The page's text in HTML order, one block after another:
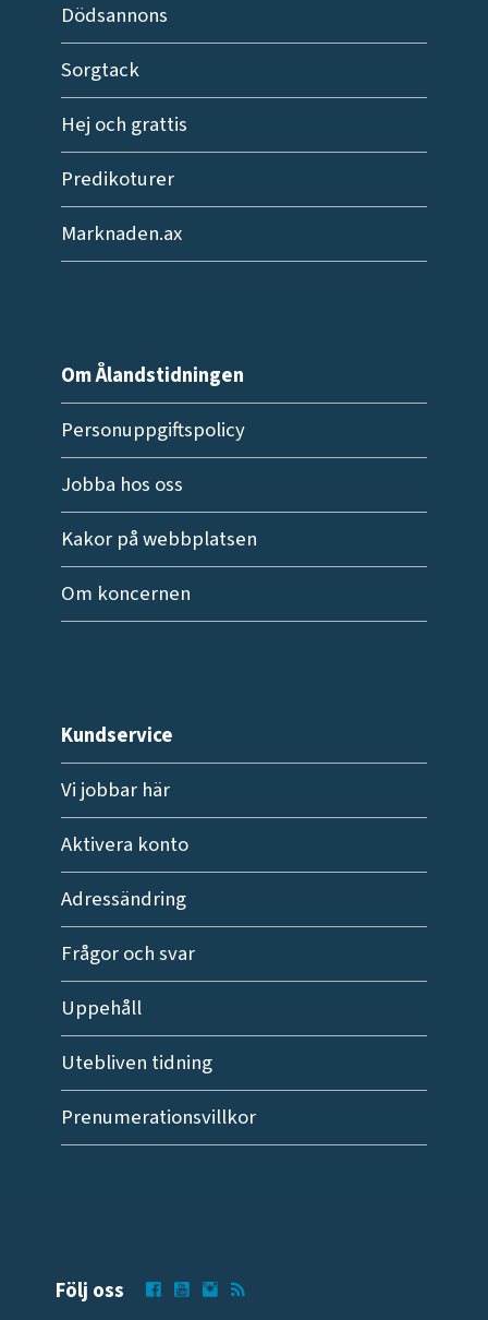
Dödsannons
Sorgtack
Hej och grattis
Predikoturer
Marknaden.ax
Om Ålandstidningen
Personuppgiftspolicy
Jobba hos oss
Kakor på webbplatsen
Om koncernen
Kundservice
Vi jobbar här
Aktivera konto
Adressändring
Frågor och svar
Uppehåll
Utebliven tidning
Prenumerationsvillkor
Följ oss